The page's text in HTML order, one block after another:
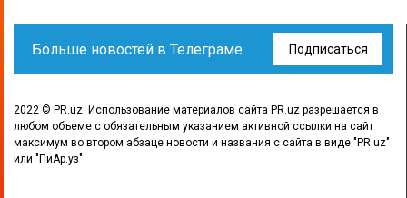
Больше новостей в Телеграме Подписаться
2022 © PR.uz. Использование материалов сайта PR.uz разрешается в
любом объеме с обязательным указанием активной ссылки на сайт
максимум во втором абзаце новости и названия с сайта в виде "PR.uz"
или "ПиАр.уз"